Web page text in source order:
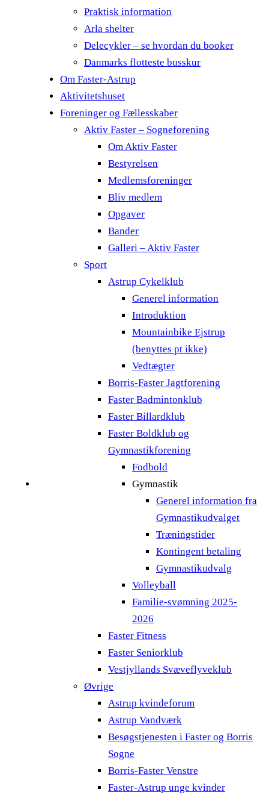
Praktisk information
Arla shelter
Delecykler – se hvordan du booker
Danmarks flotteste busskur
Om Faster-Astrup
Aktivitetshuset
Foreninger og Fællesskaber
Aktiv Faster – Sogneforening
Om Aktiv Faster
Bestyrelsen
Medlemsforeninger
Bliv medlem
Opgaver
Bander
Galleri – Aktiv Faster
Sport
Astrup Cykelklub
Generel information
Introduktion
Mountainbike Ejstrup
(benyttes pt ikke)
Vedtægter
Borris-Faster Jagtforening
Faster Badmintonklub
Faster Billardklub
Faster Boldklub og
Gymnastikforening
Fodbold
Gymnastik
Generel information fra
Gymnastikudvalget
Træningstider
Kontingent betaling
Gymnastikudvalg
Volleyball
Familie-svømning 2025-
2026
Faster Fitness
Faster Seniorklub
Vestjyllands Svæveflyveklub
Øvrige
Astrup kvindeforum
Astrup Vandværk
Besøgstjenesten i Faster og Borris
Sogne
Borris-Faster Venstre
Faster-Astrup unge kvinder